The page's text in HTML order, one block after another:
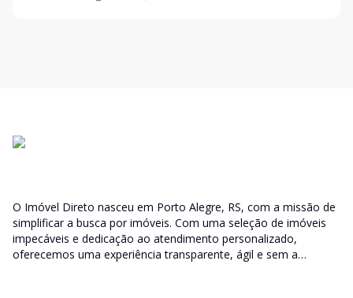
O Imóvel Direto nasceu em Porto Alegre, RS, com a missão de
simplificar a busca por imóveis. Com uma seleção de imóveis
impecáveis e dedicação ao atendimento personalizado,
oferecemos uma experiência transparente, ágil e sem a